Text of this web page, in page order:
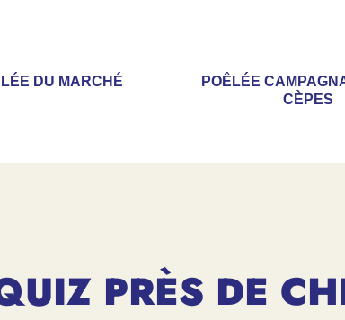
DU MARCHÉ
POÊLÉE
CÈPES
PRÈS DE